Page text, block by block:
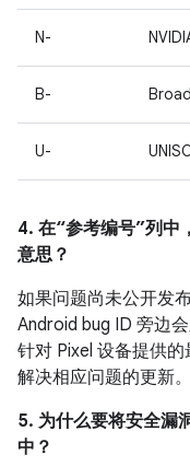
N-
B-
U-
4. 在“参考编号”列
意思？
如果问题尚未公开发
Android bug ID 旁边会
针对 Pixel 设备提供
解决相应问题的更新。
5. 为什么要将安全漏
中？